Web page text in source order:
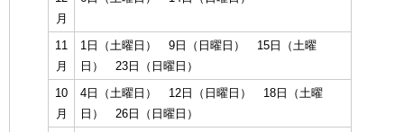
月
11
月
1日（土曜日） 9日（日曜日） 15日（土曜
日） 23日（日曜日）
10
月
4日（土曜日） 12日（日曜日） 18日（土曜
日） 26日（日曜日）